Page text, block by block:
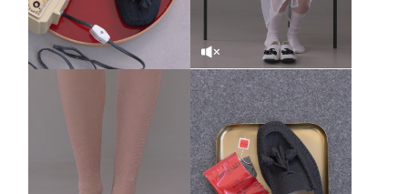
SOUND OFF